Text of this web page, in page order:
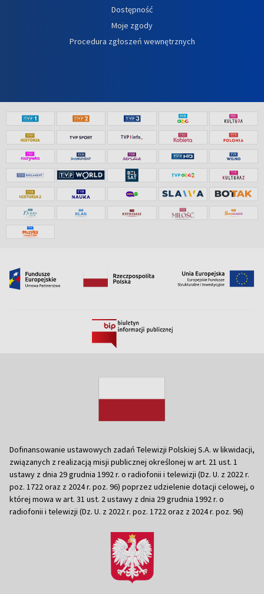
Dostępność
Moje zgody
Procedura zgłoszeń wewnętrznych
Dofinansowanie ustawowych zadań Telewizji Polskiej S.A. w likwidacji,
związanych z realizacją misji publicznej określonej w art. 21 ust. 1
ustawy z dnia 29 grudnia 1992 r. o radiofonii i telewizji (Dz. U. z 2022 r.
poz. 1722 oraz z 2024 r. poz. 96) poprzez udzielenie dotacji celowej, o
której mowa w art. 31 ust. 2 ustawy z dnia 29 grudnia 1992 r. o
radiofonii i telewizji (Dz. U. z 2022 r. poz. 1722 oraz z 2024 r. poz. 96)